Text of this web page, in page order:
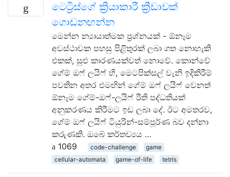
ටෙට්‍රිස්ගේ ක්‍රියාකාරී ක්‍රීඩාවක්
ගොඩනඟන්න
මෙන්න න්‍යායාත්මක ප්‍රශ්නයක් - ඕනෑම
අවස්ථාවක පහසු පිළිතුරක් ලබා ගත නොහැකි
එකක්, සුළු කාරණයක්වත් නොවේ. කොන්වේ
ගේම් ඔෆ් ලයිෆ් හි, මෙටපික්සල් වැනි ඉදිකිරීම්
පවතින අතර එමඟින් ගේම් ඔෆ් ලයිෆ් වෙනත්
ඕනෑම ගේම්-ඔෆ්-ලයිෆ් රීති පද්ධතියක්
අනුකරණය කිරීමට ඉඩ ලබා දේ. ඊට අමතරව,
ගේම් ඔෆ් ලයිෆ් ටියුරින්-සම්පූර්ණ බව දන්නා
කරුණකි. ඔබේ කර්තව්‍යය …
1069
code-challenge
game
cellular-automata
game-of-life tetris